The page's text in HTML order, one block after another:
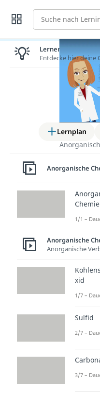
Suche
Lernplan
Die
Methode
weitere
findest du
Möchtest
schnell
schau dir
Lernen lohnt sich!
Entdecke hier deine
Anorganische
Chemie
1/1 –
Anorganische
Anorganische
xid
1/7 –
Sulfid
2/7 –
3/7 –